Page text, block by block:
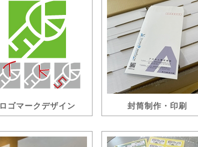
ロゴマークデザイン 封筒制作・印刷